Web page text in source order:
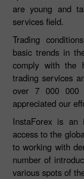
are young and
services field.
Trading
basic trends in
comply with the
trading services
over 7 000 000
appreciated our
InstaForex is an
access to the
to working with
number of
various spots of